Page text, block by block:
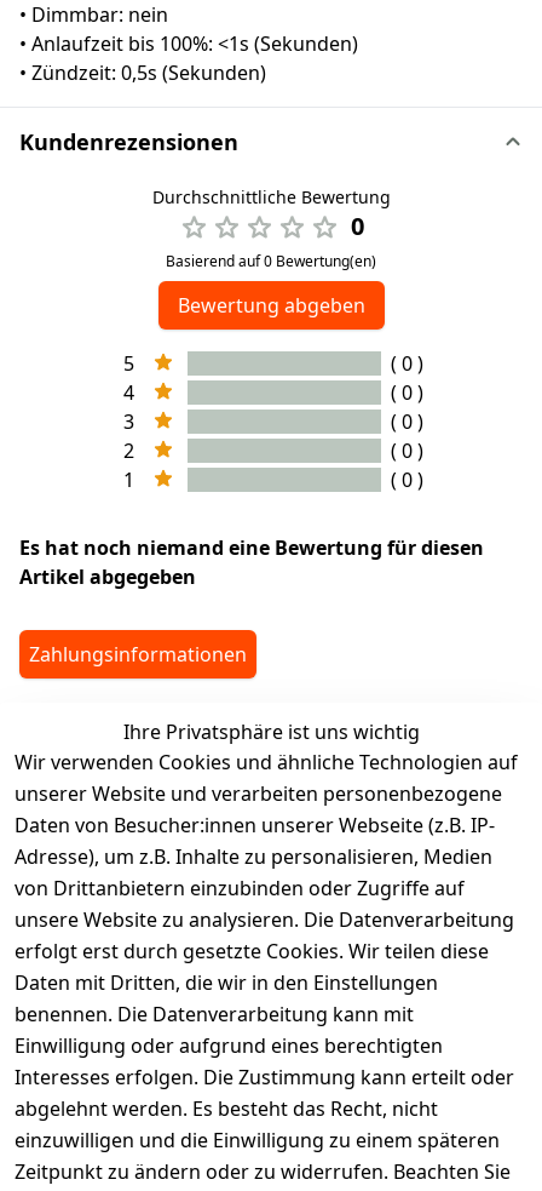
• Dimmbar: nein
• Anlaufzeit bis 100%: <1s (Sekunden)
• Zündzeit: 0,5s (Sekunden)
Kundenrezensionen
Durchschnittliche Bewertung
0
Basierend auf 0 Bewertung(en)
Bewertung abgeben
5
( 0 )
4
( 0 )
3
( 0 )
2
( 0 )
1
( 0 )
Es hat noch niemand eine Bewertung für diesen
Artikel abgegeben
Zahlungsinformationen
legalDetails
Ihre Privatsphäre ist uns wichtig
Wir verwenden Cookies und ähnliche Technologien auf
unserer Website und verarbeiten personenbezogene
Daten von Besucher:innen unserer Webseite (z.B. IP-
Adresse), um z.B. Inhalte zu personalisieren, Medien
von Drittanbietern einzubinden oder Zugriffe auf
unsere Website zu analysieren. Die Datenverarbeitung
erfolgt erst durch gesetzte Cookies. Wir teilen diese
Daten mit Dritten, die wir in den Einstellungen
benennen. Die Datenverarbeitung kann mit
Einwilligung oder aufgrund eines berechtigten
Interesses erfolgen. Die Zustimmung kann erteilt oder
abgelehnt werden. Es besteht das Recht, nicht
einzuwilligen und die Einwilligung zu einem späteren
Zeitpunkt zu ändern oder zu widerrufen. Beachten Sie
Rechtliches
AGB
Impressum
Datenschutze
rklärung
Barrierefreihe
itserklärung
Widerrufsrec
ht
Services
Kontakt
Registrieren
Retourenpo
rtal